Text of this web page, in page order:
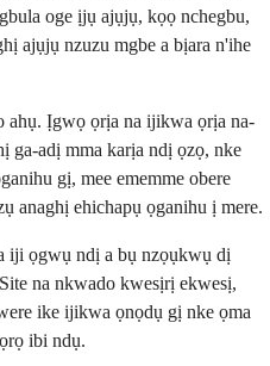
oge ịjụ ajụjụ, kọọ nchegbu,
ajụjụ nzuzu mgbe a bịara n'ihe
ahụ. Ịgwọ ọrịa na ijikwa ọrịa na-
ga-adị mma karịa ndị ọzọ, nke
gị, mee ememme obere
anaghị ehichapụ ọganihu ị mere.
iji ọgwụ ndị a bụ nzọụkwụ dị
na nkwado kwesịrị ekwesị,
ike ijikwa ọnọdụ gị nke ọma
ibi ndụ.